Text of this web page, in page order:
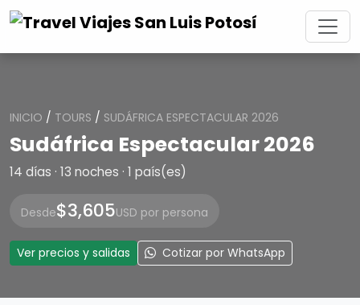
INICIO / TOURS / SUDÁFRICA ESPECTACULAR 2026
Sudáfrica Espectacular 2026
14 días · 13 noches · 1 país(es)
Desde$3,605USD por persona
Ver precios y salidas Cotizar por WhatsApp